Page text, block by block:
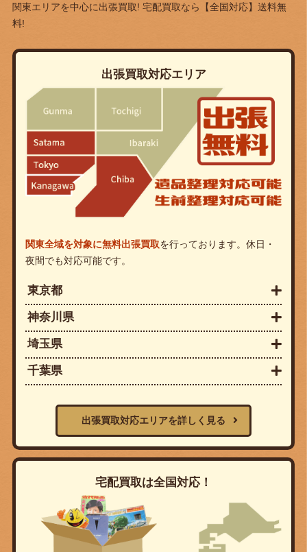
関東エリアを中心に出張買取! 宅配買取なら
【全国対応】送料無
料!
出張買取対応エリア
関東全域を対象に無料出張買取を行っております。休日・
夜間でも対応可能です。
東京都
神奈川県
埼玉県
千葉県
出張買取対応エリアを詳しく見る
宅配買取は全国対応！